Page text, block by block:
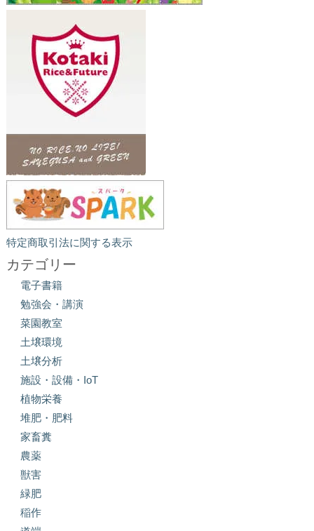
特定商取引法に関する表示
カテゴリー
電子書籍
勉強会・講演
菜園教室
土壌環境
土壌分析
施設・設備・IoT
植物栄養
堆肥・肥料
家畜糞
農薬
獣害
緑肥
稲作